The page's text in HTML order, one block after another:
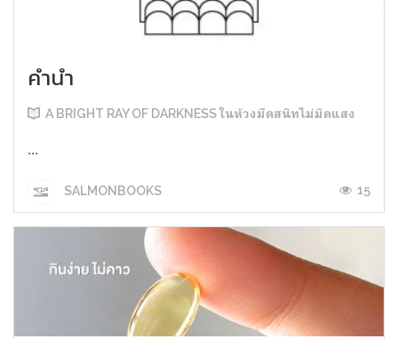
คำนำ
A BRIGHT RAY OF DARKNESS ในห้วงมืดสนิทไม่มิดแสง
...
SALMONBOOKS 15